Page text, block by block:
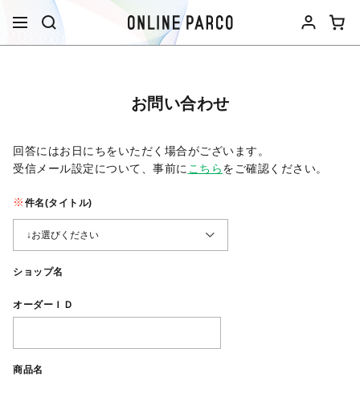
お問い合わせ
回答にはお日にちをいただく場合がございます。
受信メール設定について、事前に こちらをご確認ください。​
件名(タイトル)
ショップ名
オーダーＩＤ
商品名